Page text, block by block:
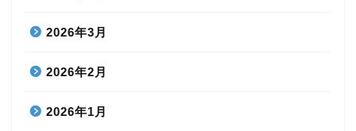
2026年3月
2026年2月
2026年1月